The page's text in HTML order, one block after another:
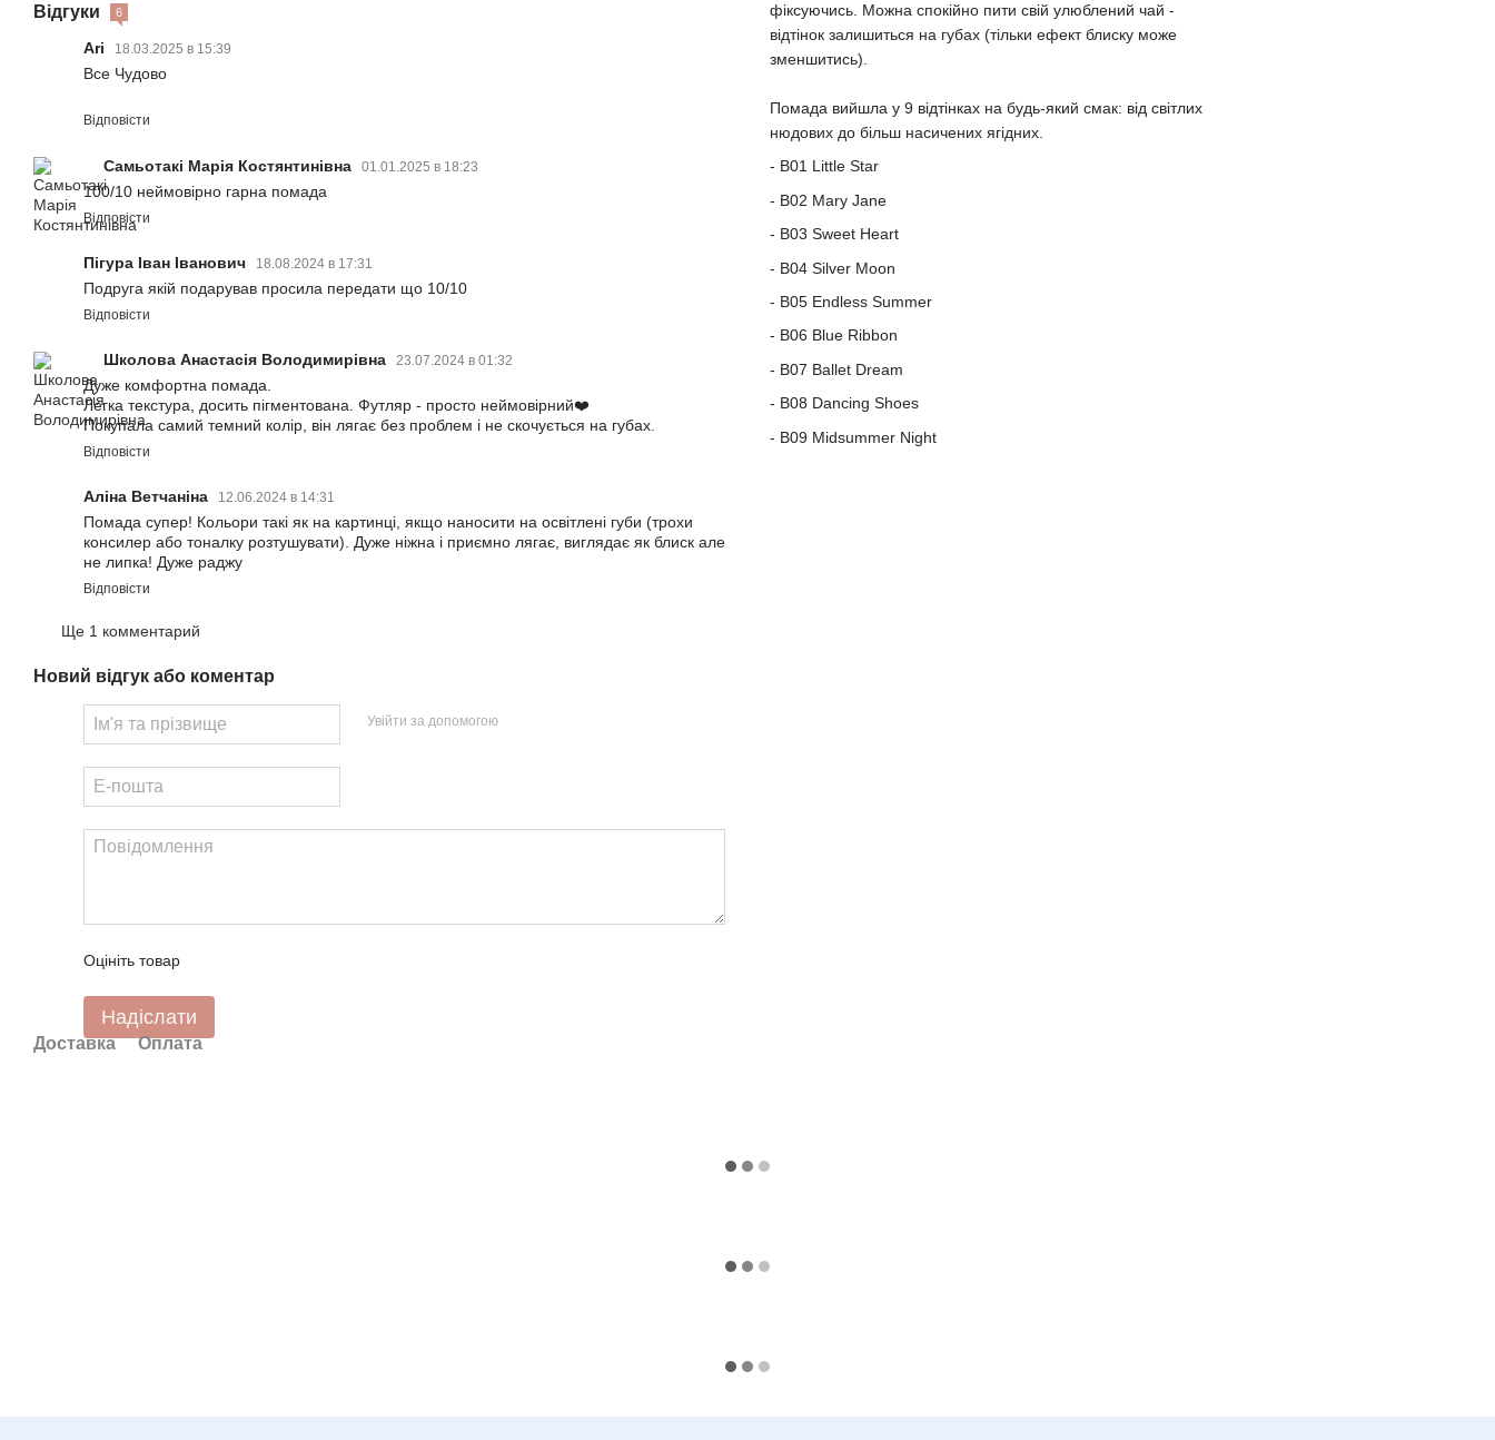
Відгуки 6
Ari 18.03.2025 в 15:39
Все Чудово
Відповісти
Самьотакі Марія Костянтинівна 01.01.2025 в 18:23
100/10 неймовірно гарна помада
Відповісти
Пігура Іван Іванович 18.08.2024 в 17:31
Подруга якій подарував просила передати що 10/10
Відповісти
Школова Анастасія Володимирівна 23.07.2024 в 01:32
Дуже комфортна помада.
Легка текстура, досить пігментована. Футляр - просто неймовірний❤️
Покупала самий темний колір, він лягає без проблем і не скочується на губах.
Відповісти
Алiна Ветчанiна 12.06.2024 в 14:31
Помада супер! Кольори такі як на картинці, якщо наносити на освітлені губи (трохи
консилер або тоналку розтушувати). Дуже ніжна і приємно лягає, виглядає як блиск але
не липка! Дуже раджу
Відповісти
Ще 1 комментарий
Новий відгук або коментар
Увійти за допомогою
Оцініть товар
Надіслати
Доставка Оплата
фіксуючись. Можна спокійно пити свій улюблений чай -
відтінок залишиться на губах (тільки ефект блиску може
зменшитись).
Помада вийшла у 9 відтінках на будь-який смак: від світлих
нюдових до більш насичених ягідних.
- B01 Little Star
- B02 Mary Jane
- B03 Sweet Heart
- B04 Silver Moon
- B05 Endless Summer
- B06 Blue Ribbon
- B07 Ballet Dream
- B08 Dancing Shoes
- B09 Midsummer Night